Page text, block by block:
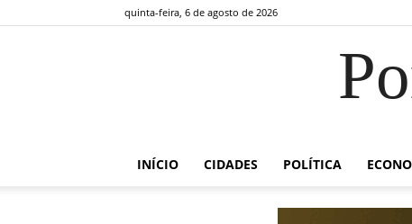
quinta-feira, 6 de agosto de 2026
INÍCIO CIDADES POLÍTICA